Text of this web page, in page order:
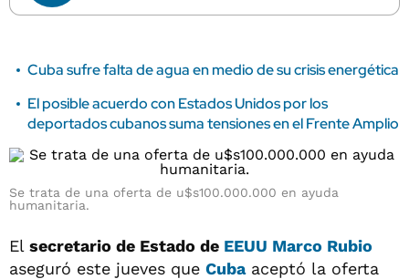
Cuba sufre falta de agua en medio de su crisis energética
El posible acuerdo con Estados Unidos por los
deportados cubanos suma tensiones en el Frente Amplio
Se trata de una oferta de u$s100.000.000 en ayuda
humanitaria.
El secretario de Estado de EEUU Marco Rubio
aseguró este jueves que Cubaaceptó la oferta